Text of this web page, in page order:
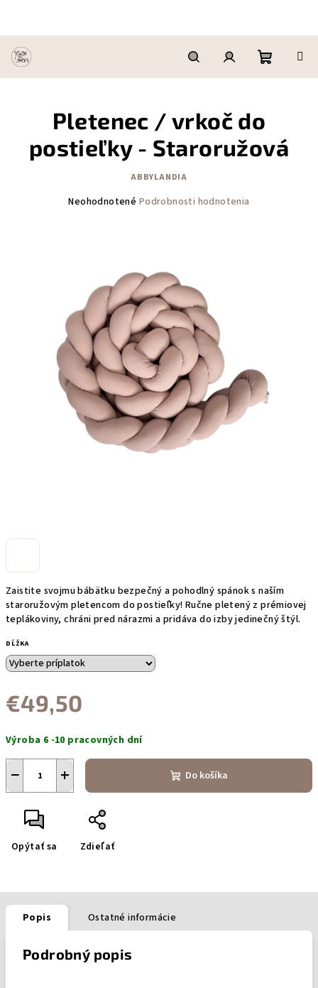
obsah
HľadaťPrihlásenie
košík
Zaistite svojmu bábätku bezpečný a pohodlný spánok s naším
staroružovým pletencom do postieľky! Ručne pletený z prémiovej
teplákoviny, chráni pred nárazmi a pridáva do izby jedinečný štýl.
DĹŽKA
€49,50
cena:
Výroba 6 -10 pracovných dní
+
− Do košíka
Opýtať sa Zdieľať
Pletenec / vrkoč do
postieľky - Staroružová
ABBYLANDIA
Neohodnotené Podrobnosti hodnotenia
Popis Ostatné informácie
Podrobný popis